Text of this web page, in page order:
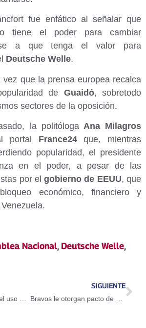
fue enfático al señalar que
tiene el poder para cambiar
a que tenga el valor para
Deutsche Welle.
vez que la prensa europea recalca
de Guaidó, sobretodo
sectores de la oposición.
la politólogaAna Milagros
portal France24que, mientras
popularidad, el presidente
en el poder, a pesar de las
por elgobierno de EEUU, que
económico, financiero y
Nacional, Deutsche Welle,
SIGUIENTE